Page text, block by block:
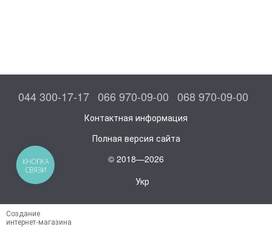
044 300-17-17 066 970-09-00 068 970-09-00
Контактная информация
Полная версия сайта
© 2018—2026
Укр
Создание
интернет-магазина
КНОПКА
СВЯЗИ